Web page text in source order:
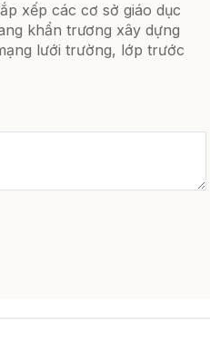
xếp các cơ sở giáo dục
khẩn trương xây dựng
lưới trường, lớp trước